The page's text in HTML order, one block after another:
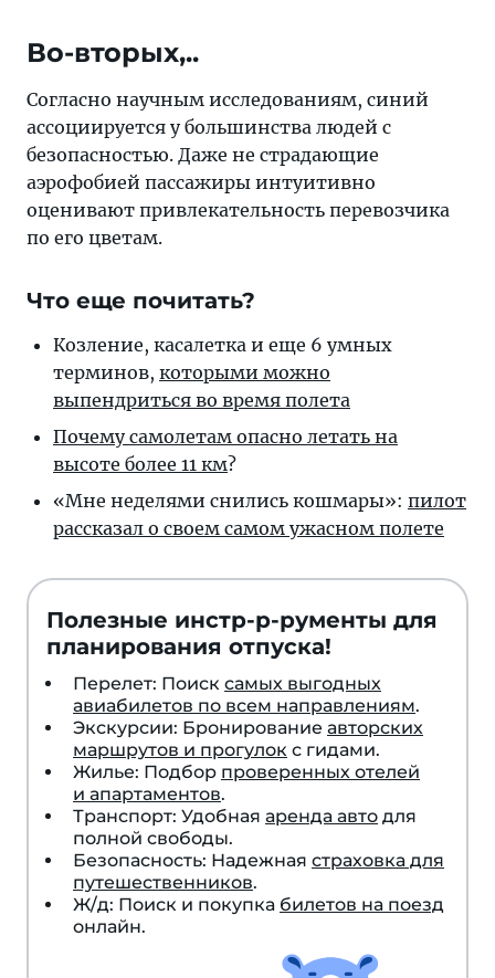
Во-вторых,..
Согласно научным исследованиям, синий
ассоциируется у большинства людей с
безопасностью. Даже не страдающие
аэрофобией пассажиры интуитивно
оценивают привлекательность перевозчика
по его цветам.
Что еще почитать?
Козление, касалетка и еще 6 умных
терминов, которыми можно
выпендриться во время полета
Почему самолетам опасно летать на
высоте более 11 км?
«Мне неделями снились кошмары»: пилот
рассказал о своем самом ужасном полете
Полезные инстр-р-рументы для
планирования отпуска!
Перелет: Поиск самых выгодных
авиабилетов по всем направлениям.
Экскурсии: Бронирование авторских
маршрутов и прогулок с гидами.
Жилье: Подбор проверенных отелей
и апартаментов.
Транспорт: Удобная аренда авто для
полной свободы.
Безопасность: Надежная страховка для
путешественников.
Ж/д: Поиск и покупка билетов на поезд
онлайн.